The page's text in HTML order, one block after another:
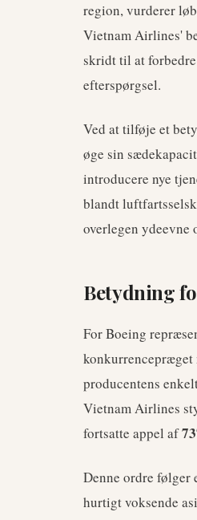
region, vurderer
Vietnam Airlines'
skridt til at
efterspørgsel.
Ved at tilføje et
øge sin
introducere nye
blandt
overlegen ydeevne
Betydning
For Boeing
konkurrencepræget
producentens
Vietnam Airlines
fortsatte appel af
Denne ordre følger
hurtigt voksende